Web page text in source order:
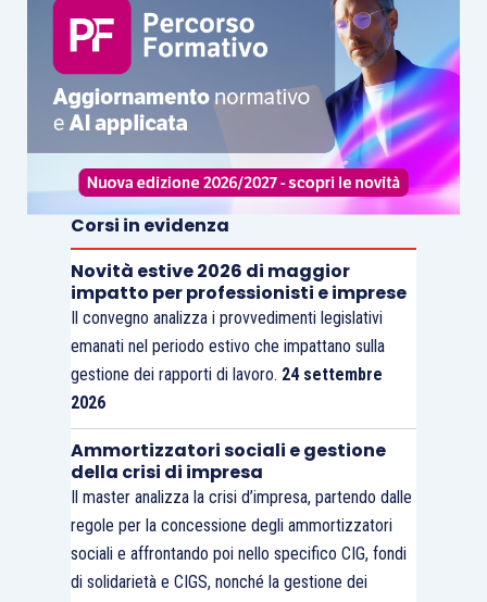
Corsi in evidenza
Novità estive 2026 di maggior
impatto per professionisti e imprese
Il convegno analizza i provvedimenti legislativi
emanati nel periodo estivo che impattano sulla
gestione dei rapporti di lavoro. 24 settembre
2026
Ammortizzatori sociali e gestione
della crisi di impresa
Il master analizza la crisi d’impresa, partendo dalle
regole per la concessione degli ammortizzatori
sociali e affrontando poi nello specifico CIG, fondi
di solidarietà e CIGS, nonché la gestione dei